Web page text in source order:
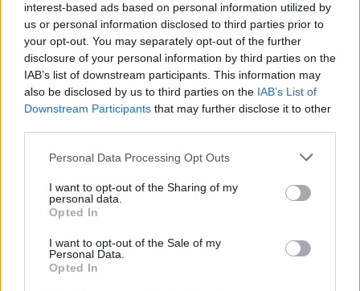
interest-based ads based on personal information utilized by
us or personal information disclosed to third parties prior to
your opt-out. You may separately opt-out of the further
disclosure of your personal information by third parties on the
IAB’s list of downstream participants. This information may
also be disclosed by us to third parties on the IAB’s List of
Downstream Participants that may further disclose it to other
Please note that this website/app uses one or more Google
not limited to your visit or usage behaviour. You may click to
grant or deny consent to Google and its third-party tags to
use your data for below specified purposes in below Google
consent section.
Personal Data Processing Opt Outs
I want to opt-out of the Sharing of my
personal data.
Opted In
I want to opt-out of the Sale of my
Personal Data.
Opted In
GAZDASÁG #PAKS 2 #ROSZATOM
Népszerű